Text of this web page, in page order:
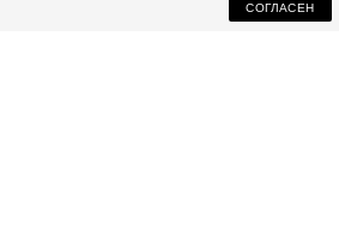
СОГЛАСЕН